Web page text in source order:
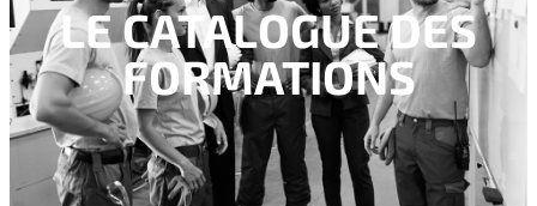
LE CATALOGUE DES
FORMATIONS